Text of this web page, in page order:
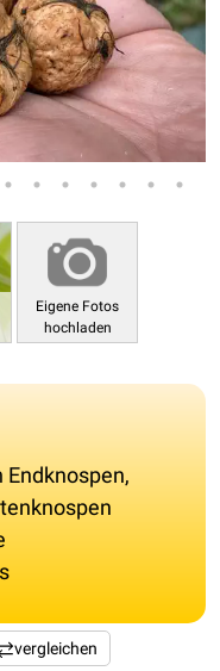
Eigene Fotos
hochladen
vergleichen